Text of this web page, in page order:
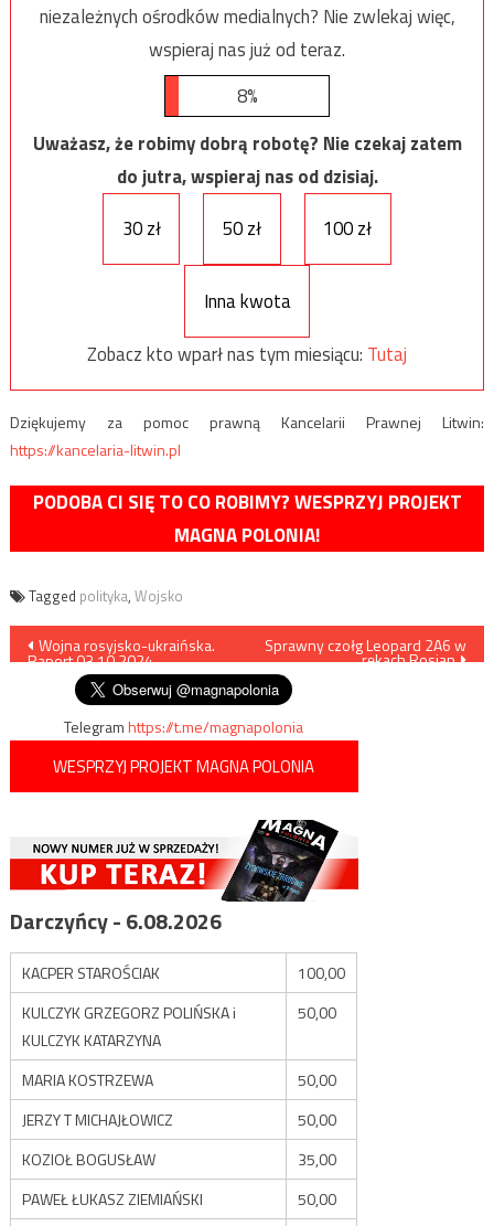
niezależnych ośrodków medialnych? Nie zwlekaj więc,
wspieraj nas już od teraz.
8%
Uważasz, że robimy dobrą robotę? Nie czekaj zatem
do jutra, wspieraj nas od dzisiaj.
30 zł
50 zł 100 zł
Inna kwota
Zobacz kto wparł nas tym miesiącu: Tutaj
Dziękujemy za pomoc prawną Kancelarii Prawnej Litwin:
https://kancelaria-litwin.pl
PODOBA CI SIĘ TO CO ROBIMY? WESPRZYJ PROJEKT
MAGNA POLONIA!
Tagged polityka, Wojsko
Nawigacja
wpisu
Wojna rosyjsko-ukraińska.
Raport 03.10.2024
Sprawny czołg Leopard 2A6 w
rękach Rosjan
Telegramhttps://t.me/magnapolonia
WESPRZYJ PROJEKT MAGNA POLONIA
Darczyńcy - 6.08.2026
KACPER STAROŚCIAK
100,00
KULCZYK GRZEGORZ POLIŃSKA i
KULCZYK KATARZYNA
50,00
MARIA KOSTRZEWA
50,00
JERZY T MICHAJŁOWICZ
50,00
KOZIOŁ BOGUSŁAW
35,00
PAWEŁ ŁUKASZ ZIEMIAŃSKI
50,00